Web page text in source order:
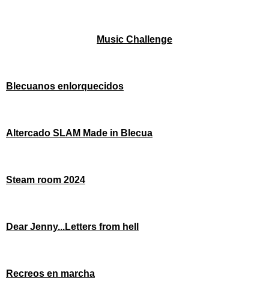
Music Challenge
Blecuanos enlorquecidos
Altercado SLAM Made in Blecua
Steam room 2024
Dear Jenny...Letters from hell
Recreos en marcha